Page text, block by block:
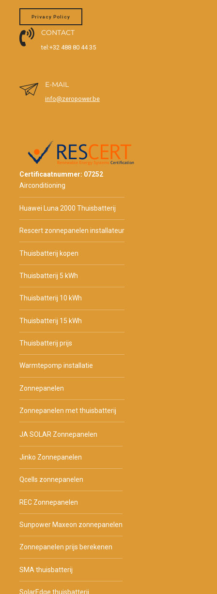
Privacy Policy
CONTACT
tel:+32 488 80 44 35
E-MAIL
info@zeropower.be
Certificaatnummer: 07252
Airconditioning
Huawei Luna 2000 Thuisbatterij
Rescert zonnepanelen installateur
Thuisbatterij kopen
Thuisbatterij 5 kWh
Thuisbatterij 10 kWh
Thuisbatterij 15 kWh
Thuisbatterij prijs
Warmtepomp installatie
Zonnepanelen
Zonnepanelen met thuisbatterij
JA SOLAR Zonnepanelen
Jinko Zonnepanelen
Qcells zonnepanelen
REC Zonnepanelen
Sunpower Maxeon zonnepanelen
Zonnepanelen prijs berekenen
SMA thuisbatterij
SolarEdge thuisbatterij